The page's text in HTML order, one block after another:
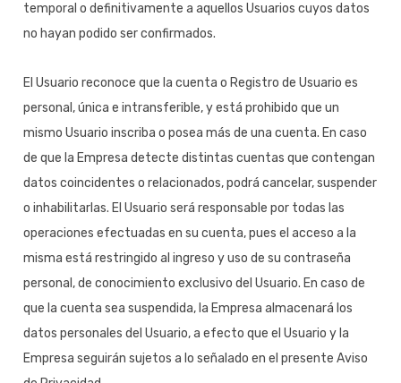
temporal o definitivamente a aquellos Usuarios cuyos datos
no hayan podido ser confirmados.
El Usuario reconoce que la cuenta o Registro de Usuario es
personal, única e intransferible, y está prohibido que un
mismo Usuario inscriba o posea más de una cuenta. En caso
de que la Empresa detecte distintas cuentas que contengan
datos coincidentes o relacionados, podrá cancelar, suspender
o inhabilitarlas. El Usuario será responsable por todas las
operaciones efectuadas en su cuenta, pues el acceso a la
misma está restringido al ingreso y uso de su contraseña
personal, de conocimiento exclusivo del Usuario. En caso de
que la cuenta sea suspendida, la Empresa almacenará los
datos personales del Usuario, a efecto que el Usuario y la
Empresa seguirán sujetos a lo señalado en el presente Aviso